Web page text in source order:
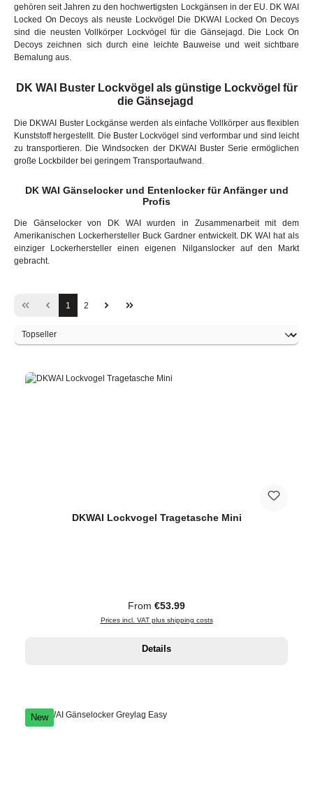
gehören seit Jahren zu den hochwertigsten Lockgänsen in der EU. DK WAI
Locked On Decoys als neuste Lockvögel Die DKWAI Locked On Decoys
sind die neusten Vollkörper Lockvögel für die Gänsejagd. Die Lock On
Decoys zeichnen sich durch eine leichte Bauweise und weit sichtbare
Bemalung aus.
DK WAI Buster Lockvögel als günstige Lockvögel für
die Gänsejagd
Die DKWAI Buster Lockgänse werden als einfache Vollkörper aus flexiblen
Kunststoff hergestellt. Die Buster Lockvögel sind verformbar und sind leicht
zu transportieren. Die Windsocken der DKWAI Buster Serie ermöglichen
große Lockbilder bei geringem Transportaufwand.
DK WAI Gänselocker und Entenlocker für Anfänger und
Profis
Die Gänselocker von DK WAI wurden in Zusammenarbeit mit dem
Amerikanischen Lockerhersteller Buck Gardner entwickelt. DK WAI hat als
einziger Lockerhersteller einen eigenen Nilganslocker auf den Markt
gebracht.
Page
1 Page
2
DKWAI Lockvogel Tragetasche Mini
Regular price:
From €53.99
Prices incl. VAT plus shipping costs
Details
New